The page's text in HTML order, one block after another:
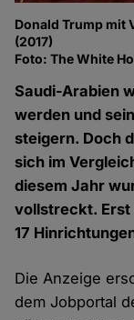
Donald Trump mit
(2017)
Foto: The White
Saudi-Arabien
werden und
steigern. Doch
sich im
diesem Jahr
vollstreckt. Erst
17
Die Anzeige
dem Jobportal